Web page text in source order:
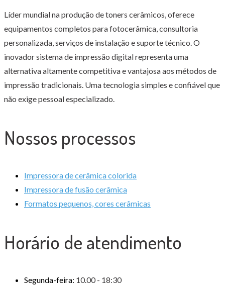
Líder mundial na produção de toners cerâmicos, oferece
equipamentos completos para fotocerâmica, consultoria
personalizada, serviços de instalação e suporte técnico. O
inovador sistema de impressão digital representa uma
alternativa altamente competitiva e vantajosa aos métodos de
impressão tradicionais. Uma tecnologia simples e confiável que
não exige pessoal especializado.
Nossos processos
Impressora de cerâmica colorida
Impressora de fusão cerâmica
Formatos pequenos, cores cerâmicas
Horário de atendimento
Segunda-feira: 10.00 - 18:30